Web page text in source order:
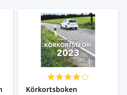
Körkortsboken